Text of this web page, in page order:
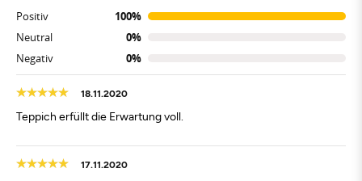
Positiv
100%
Neutral
0%
Negativ
0%
18.11.2020
Teppich erfüllt die Erwartung voll.
17.11.2020